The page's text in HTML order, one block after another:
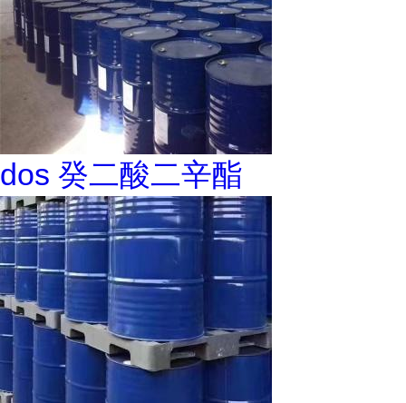
dos 癸二酸二辛酯